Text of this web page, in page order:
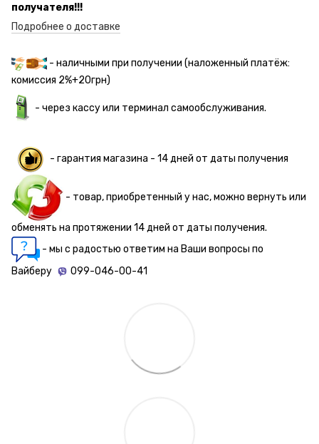
получателя!!!
Подробнее о доставке
- наличными при получении (наложенный платёж:
комиссия 2%+20грн)
- через кассу или терминал самообслуживания.
- гарантия магазина - 14 дней от даты получения
- товар, приобретенный у нас, можно вернуть или
обменять на протяжении 14 дней от даты получения.
- мы с радостью ответим на Ваши вопросы по
Вайберу
099-046-00-41